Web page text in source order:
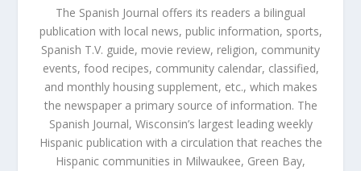
The Spanish Journal offers its readers a bilingual
publication with local news, public information, sports,
Spanish T.V. guide, movie review, religion, community
events, food recipes, community calendar, classified,
and monthly housing supplement, etc., which makes
the newspaper a primary source of information. The
Spanish Journal, Wisconsin’s largest leading weekly
Hispanic publication with a circulation that reaches the
Hispanic communities in Milwaukee, Green Bay,